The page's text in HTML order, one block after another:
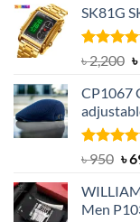
৳
SK81G
Rated
out of 5
৳2,200
৳
৳
CP1067
Rated
৳950
৳
৳
Men